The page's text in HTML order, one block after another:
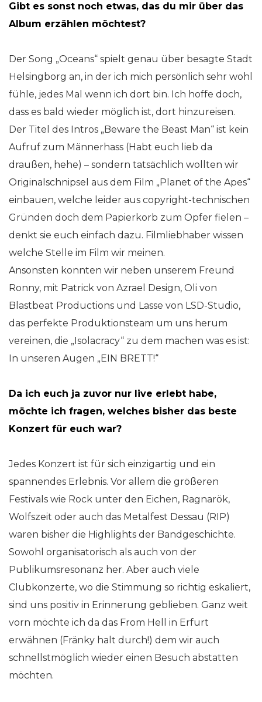
Gibt es sonst noch etwas, das du mir über das
Album erzählen möchtest?
Der Song „Oceans“ spielt genau über besagte Stadt
Helsingborg an, in der ich mich persönlich sehr wohl
fühle, jedes Mal wenn ich dort bin. Ich hoffe doch,
dass es bald wieder möglich ist, dort hinzureisen.
Der Titel des Intros „Beware the Beast Man“ ist kein
Aufruf zum Männerhass (Habt euch lieb da
draußen, hehe) – sondern tatsächlich wollten wir
Originalschnipsel aus dem Film „Planet of the Apes“
einbauen, welche leider aus copyright-technischen
Gründen doch dem Papierkorb zum Opfer fielen –
denkt sie euch einfach dazu. Filmliebhaber wissen
welche Stelle im Film wir meinen.
Ansonsten konnten wir neben unserem Freund
Ronny, mit Patrick von Azrael Design, Oli von
Blastbeat Productions und Lasse von LSD-Studio,
das perfekte Produktionsteam um uns herum
vereinen, die „Isolacracy“ zu dem machen was es ist:
In unseren Augen „EIN BRETT!“
Da ich euch ja zuvor nur live erlebt habe,
möchte ich fragen, welches bisher das beste
Konzert für euch war?
Jedes Konzert ist für sich einzigartig und ein
spannendes Erlebnis. Vor allem die größeren
Festivals wie Rock unter den Eichen, Ragnarök,
Wolfszeit oder auch das Metalfest Dessau (RIP)
waren bisher die Highlights der Bandgeschichte.
Sowohl organisatorisch als auch von der
Publikumsresonanz her. Aber auch viele
Clubkonzerte, wo die Stimmung so richtig eskaliert,
sind uns positiv in Erinnerung geblieben. Ganz weit
vorn möchte ich da das From Hell in Erfurt
erwähnen (Fränky halt durch!) dem wir auch
schnellstmöglich wieder einen Besuch abstatten
möchten.